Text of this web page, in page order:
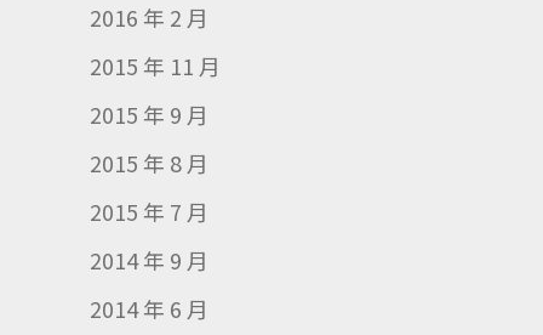
2016 年 2 月
2015 年 11 月
2015 年 9 月
2015 年 8 月
2015 年 7 月
2014 年 9 月
2014 年 6 月